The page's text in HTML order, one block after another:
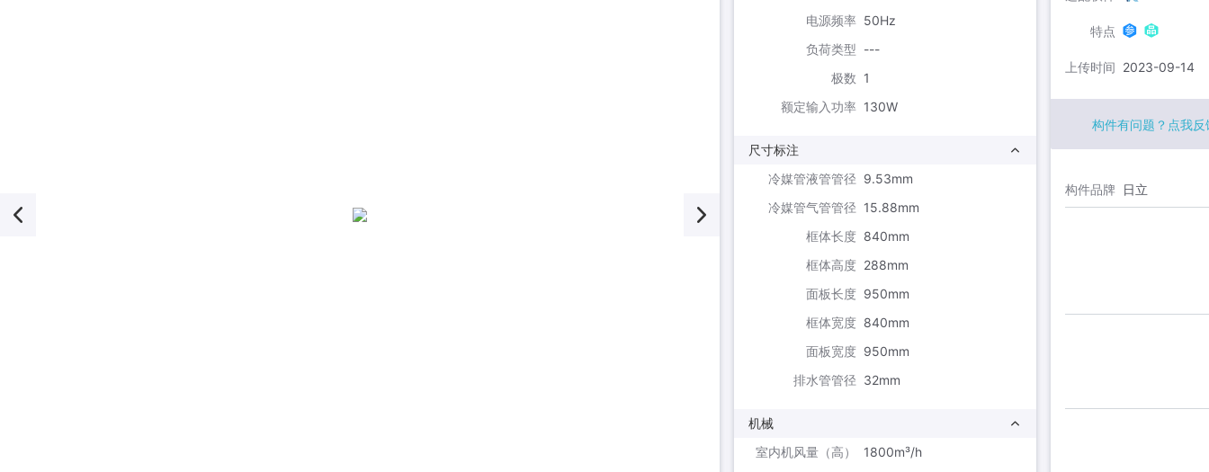
电源频率 50Hz
负荷类型 ---
极数 1
额定输入功率 130W
尺寸标注
冷媒管液管管径 9.53mm
冷媒管气管管径 15.88mm
框体长度 840mm
框体高度 288mm
面板长度 950mm
框体宽度 840mm
面板宽度 950mm
排水管管径 32mm
机械
室内机风量（高）
1800m³/h
特点
上传时间 2023-09-14
构件有问题？点我反
构件品牌 日立